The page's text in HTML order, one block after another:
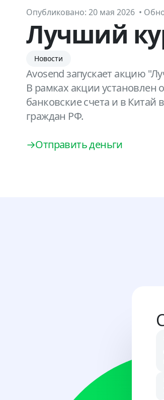
Опубликовано: 20 мая 2026 •
Лучший
Новости
Avosend запускает акцию
В рамках акции установлен
банковские счета и в Китай
граждан РФ.
→Отправить деньги